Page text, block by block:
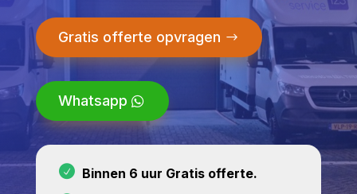
Gratis offerte opvragen
Whatsapp
Binnen 6 uur Gratis offerte.